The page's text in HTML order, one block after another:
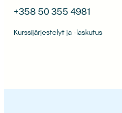
+358 50 355 4981
Kurssijärjestelyt ja -laskutus